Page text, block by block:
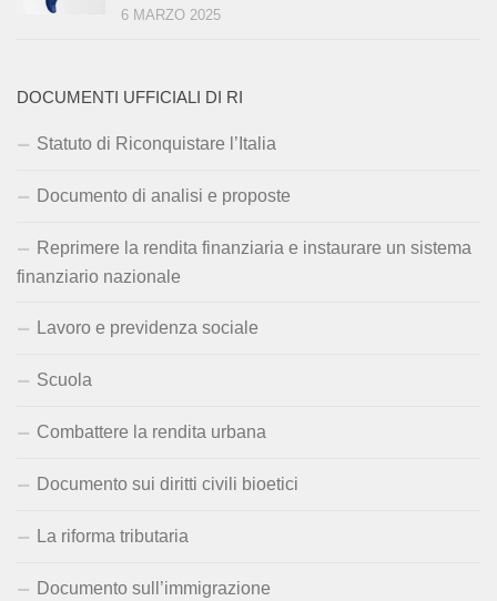
6 MARZO 2025
DOCUMENTI UFFICIALI DI RI
Statuto di Riconquistare l’Italia
Documento di analisi e proposte
Reprimere la rendita finanziaria e instaurare un sistema
finanziario nazionale
Lavoro e previdenza sociale
Scuola
Combattere la rendita urbana
Documento sui diritti civili bioetici
La riforma tributaria
Documento sull’immigrazione